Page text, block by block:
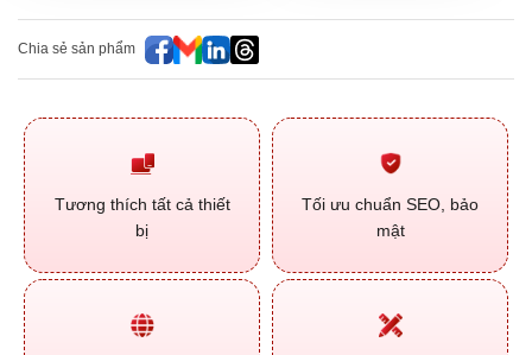
Chia sẻ sản phẩm
Tương thích tất cả thiết
bị
Tối ưu chuẩn SEO, bảo
mật